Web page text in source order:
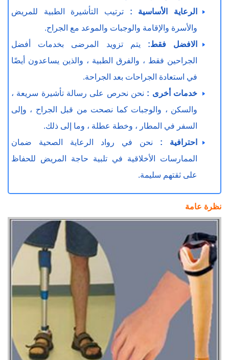
الرعاية الأساسية : ترتيب التأشيرة الطبية للمريض
والأسرة والإقامة والوجبات والموعد مع الجراح.
الافضل فقط: يتم تزويد المرضى بخدمات أفضل
الجراحين فقط ، والفرق الطبية ، والذين يساعدون أيضًا
في استعادة الجراحات بعد الجراحة.
خدمات أخرى : نحن نحرص على رسالة تأشيرة سريعة ،
والسكن ، والوجبات كما نصحت من قبل الجراح ، وإلى
السفر في المطار ، وخطة عطلة ، وما إلى ذلك.
احترافية : نحن في رواد الرعاية الصحية ضمان
الممارسات الأخلاقية في تلبية حاجة المريض للحفاظ
على ثقتهم سليمة.
نظرة عامة